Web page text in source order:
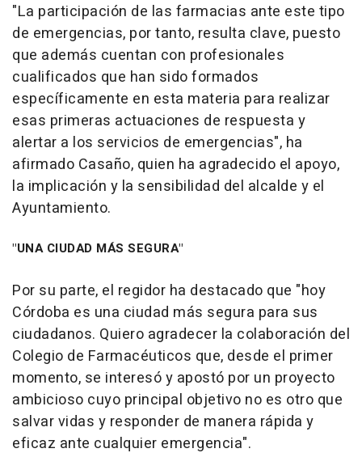
"La participación de las farmacias ante este tipo
de emergencias, por tanto, resulta clave, puesto
que además cuentan con profesionales
cualificados que han sido formados
específicamente en esta materia para realizar
esas primeras actuaciones de respuesta y
alertar a los servicios de emergencias", ha
afirmado Casaño, quien ha agradecido el apoyo,
la implicación y la sensibilidad del alcalde y el
Ayuntamiento.
"UNA CIUDAD MÁS SEGURA"
Por su parte, el regidor ha destacado que "hoy
Córdoba es una ciudad más segura para sus
ciudadanos. Quiero agradecer la colaboración del
Colegio de Farmacéuticos que, desde el primer
momento, se interesó y apostó por un proyecto
ambicioso cuyo principal objetivo no es otro que
salvar vidas y responder de manera rápida y
eficaz ante cualquier emergencia".